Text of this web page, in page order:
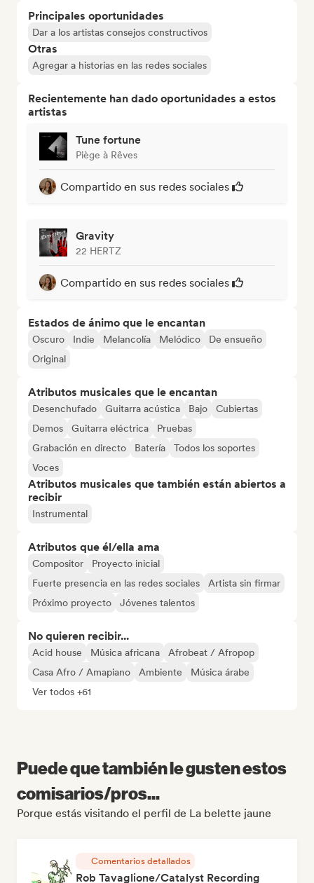
Principales oportunidades
Dar a los artistas consejos constructivos
Otras
Agregar a historias en las redes sociales
Recientemente han dado oportunidades a estos
artistas
Tune fortune
Piège à Rêves
Compartido en sus redes sociales
Gravity
22 HERTZ
Compartido en sus redes sociales
Estados de ánimo que le encantan
Oscuro Indie Melancolía Melódico
De ensueño
Original
Atributos musicales que le encantan
Desenchufado Guitarra acústica Bajo
Cubiertas
Demos
Guitarra eléctrica
Pruebas
Grabación en directo
Batería
Todos los soportes
Voces
Atributos musicales que también están abiertos a
recibir
Instrumental
Atributos que él/ella ama
Compositor
Proyecto inicial
Fuerte presencia en las redes sociales
Artista sin firmar
Próximo proyecto
Jóvenes talentos
No quieren recibir...
Acid house Música africana
Afrobeat / Afropop
Casa Afro / Amapiano
Ambiente
Música árabe
Ver todos +61
Puede que también le gusten estos
comisarios/pros...
Porque estás visitando el perfil de La belette jaune
Comentarios detallados
Rob Tavaglione/Catalyst Recording